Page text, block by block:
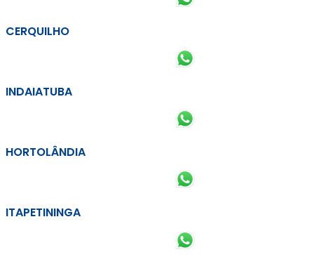
CERQUILHO
INDAIATUBA
HORTOLÂNDIA
ITAPETININGA